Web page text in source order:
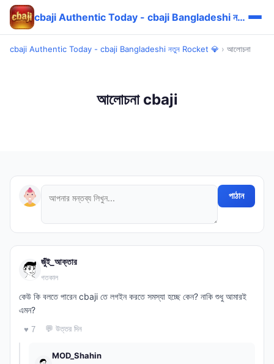
cbaji Authentic Today - cbaji Bangladeshi নতুন Rocket 💎
cbaji Authentic Today - cbaji Bangladeshi নতুন Rocket 💎 › আলোচনা
আলোচনা cbaji
পাঠান
জুঁই_আক্তার
গতকাল
কেউ কি বলতে পারেন cbaji তে লগইন করতে সমস্যা হচ্ছে কেন? নাকি শুধু আমারই
এমন?
♥ 7 💬 উত্তর দিন
MOD_Shahin